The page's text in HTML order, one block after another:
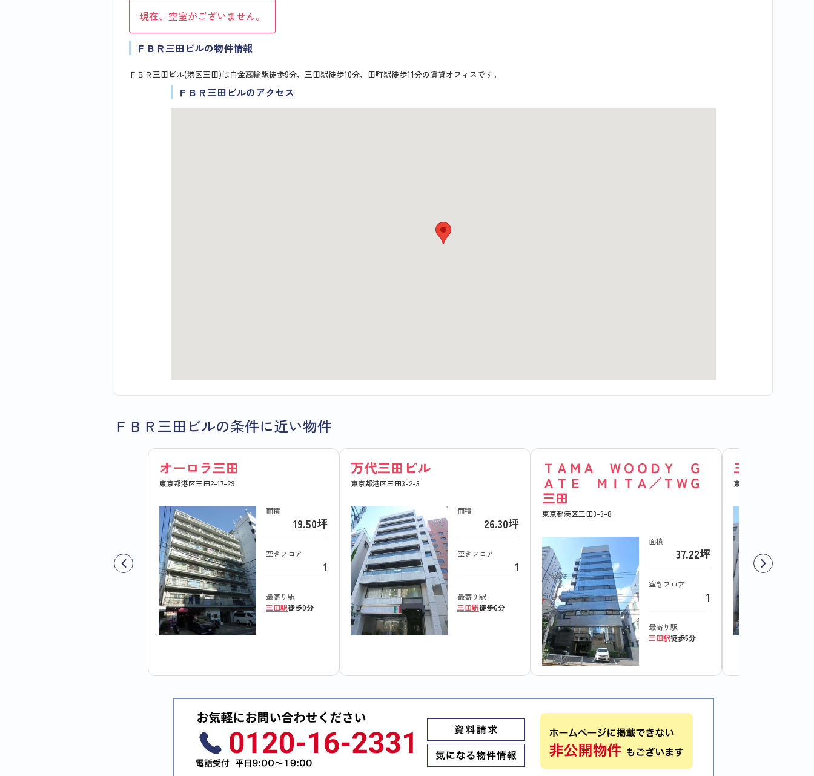
現在、空室がございません。
ＦＢＲ三田ビルの物件情報
ＦＢＲ三田ビル(港区三田)は白金高輪駅徒歩9分、三田駅徒歩10分、田町駅徒歩11分の賃貸オフィスです。
ＦＢＲ三田ビルのアクセス
ＦＢＲ三田ビルの条件に近い物件
オーロラ三田
東京都港区三田2-17-29
面積
19.50坪
空きフロア
1
最寄り駅
三田駅徒歩9分
万代三田ビル
東京都港区三田3-2-3
面積
26.30坪
空きフロア
1
最寄り駅
三田駅徒歩6分
ＴＡＭＡ ＷＯＯＤＹ Ｇ
ＡＴＥ ＭＩＴＡ／ＴＷＧ
三田
東京都港区三田3-3-8
面積
37.22坪
空きフロア
1
最寄り駅
三田駅徒歩5分
三田東宝ビル
東京都港区三田3-1-7